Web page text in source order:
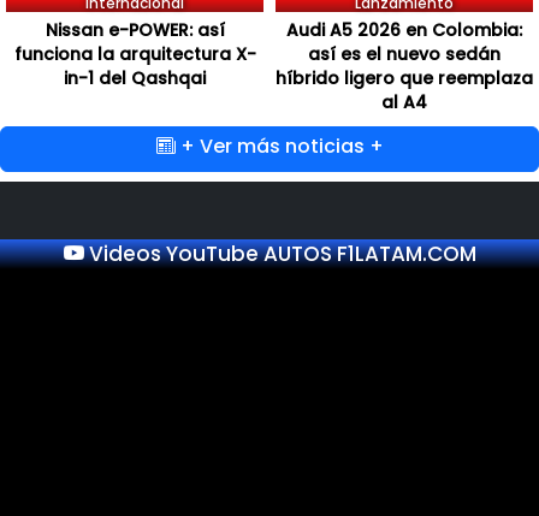
Nissan e-POWER: así
funciona la arquitectura X-
in-1 del Qashqai
Audi A5 2026 en Colombia:
así es el nuevo sedán
híbrido ligero que reemplaza
al A4
+ Ver más noticias +
Videos YouTube AUTOS F1LATAM.COM